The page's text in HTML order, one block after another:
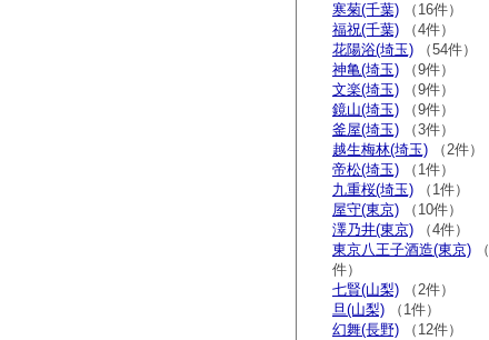
寒菊(千葉) （16件）
福祝(千葉) （4件）
花陽浴(埼玉) （54件）
神亀(埼玉) （9件）
文楽(埼玉) （9件）
鏡山(埼玉) （9件）
釜屋(埼玉) （3件）
越生梅林(埼玉) （2件）
帝松(埼玉) （1件）
九重桜(埼玉) （1件）
屋守(東京) （10件）
澤乃井(東京) （4件）
東京八王子酒造(東京)
件）
七賢(山梨) （2件）
旦(山梨) （1件）
幻舞(長野) （12件）